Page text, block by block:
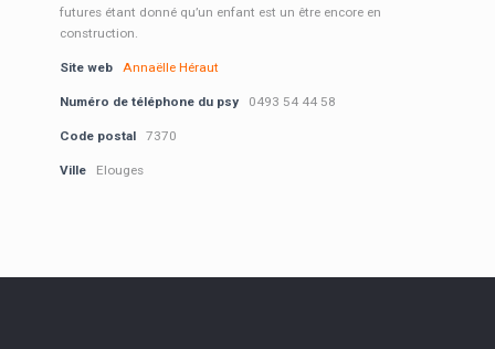
futures étant donné qu’un enfant est un être encore en
construction.
Site web Annaëlle Héraut
Numéro de téléphone du psy 0493 54 44 58
Code postal 7370
Ville Elouges